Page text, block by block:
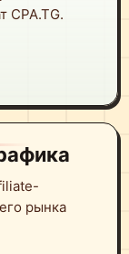
CPA.TG.
рынка